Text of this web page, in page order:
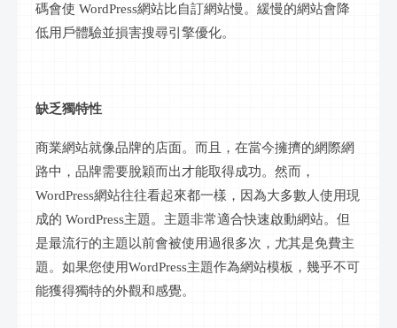
碼會使 WordPress網站比自訂網站慢。緩慢的網站會降
低用戶體驗並損害搜尋引擎優化。
缺乏獨特性
商業網站就像品牌的店面。而且，在當今擁擠的網際網
路中，品牌需要脫穎而出才能取得成功。然而，
WordPress網站往往看起來都一樣，因為大多數人使用現
成的 WordPress主題。主題非常適合快速啟動網站。但
是最流行的主題以前會被使用過很多次，尤其是免費主
題。如果您使用WordPress主題作為網站模板，幾乎不可
能獲得獨特的外觀和感覺。